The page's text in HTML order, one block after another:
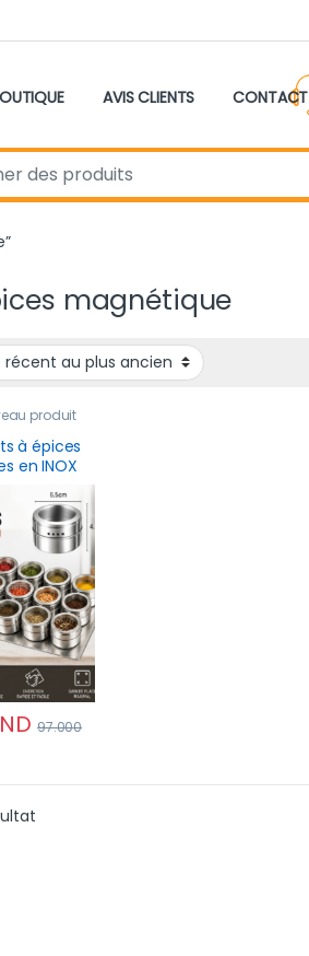
AVIS CLIENTS CONTACT
magnétique
produit
à épices
en INOX
97.000